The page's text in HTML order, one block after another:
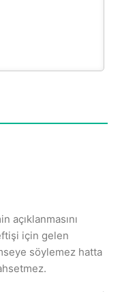
açıklanmasını
için gelen
söylemez hatta